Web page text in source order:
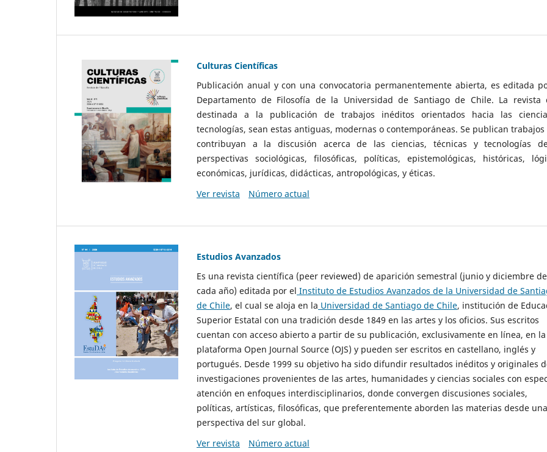
Culturas Científicas
Publicación anual y con una convocatoria permanentemente abierta, es editada
Departamento de Filosofía de la Universidad de Santiago de Chile. La revista
destinada a la publicación de trabajos inéditos orientados hacia las
tecnologías, sean estas antiguas, modernas o contemporáneas. Se publican
contribuyan a la discusión acerca de las ciencias, técnicas y tecnologías
perspectivas sociológicas, filosóficas, políticas, epistemológicas, históricas,
económicas, jurídicas, didácticas, antropológicas, y éticas.
Ver revista
Número actual
Estudios Avanzados
Es una revista científica (peer reviewed) de aparición semestral (junio y diciembre de
cada año) editada por el Instituto de Estudios Avanzados de la Universidad de
de Chile, el cual se aloja en la Universidad de Santiago de Chile, institución de
Superior Estatal con una tradición desde 1849 en las artes y los oficios. Sus escritos
cuentan con acceso abierto a partir de su publicación, exclusivamente en línea, en la
plataforma Open Journal Source (OJS) y pueden ser escritos en castellano, inglés y
portugués. Desde 1999 su objetivo ha sido difundir resultados inéditos y originales
investigaciones provenientes de las artes, humanidades y ciencias sociales con
atención en enfoques interdisciplinarios, donde convergen discusiones sociales,
políticas, artísticas, filosóficas, que preferentemente aborden las materias desde una
perspectiva del sur global.
Ver revista
Número actual